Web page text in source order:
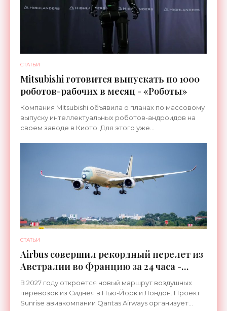
СТАТЬИ
Mitsubishi готовится выпускать по 1000
роботов-рабочих в месяц - «Роботы»
Компания Mitsubishi объявила о планах по массовому
выпуску интеллектуальных роботов-андроидов на
своем заводе в Киото. Для этого уже
СТАТЬИ
Airbus совершил рекордный перелет из
Австралии во Францию за 24 часа -
«Техника»
В 2027 году откроется новый маршрут воздушных
перевозок из Сиднея в Нью-Йорк и Лондон. Проект
Sunrise авиакомпании Qantas Airways организует